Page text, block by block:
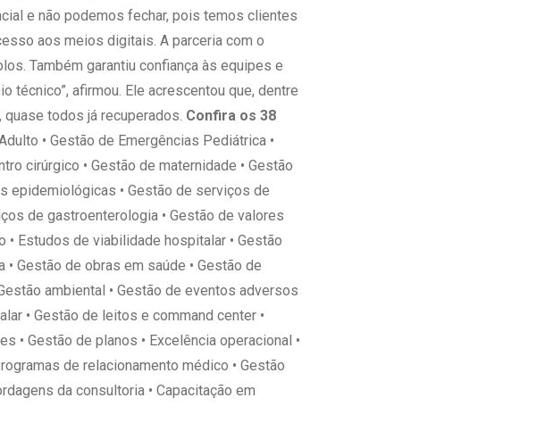
e não podemos fechar, pois temos clientes
aos meios digitais. A parceria com o
Também garantiu confiança às equipes e
afirmou. Ele acrescentou que, dentre
todos já recuperados. Confira os 38
• Gestão de Emergências Pediátrica •
cirúrgico • Gestão de maternidade • Gestão
epidemiológicas • Gestão de serviços de
de gastroenterologia • Gestão de valores
Estudos de viabilidade hospitalar • Gestão
Gestão de obras em saúde • Gestão de
ambiental • Gestão de eventos adversos
• Gestão de leitos e command center •
• Gestão de planos • Excelência operacional •
de relacionamento médico • Gestão
da consultoria • Capacitação em